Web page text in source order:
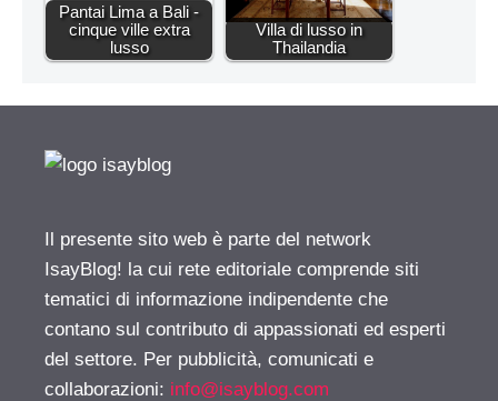
Pantai Lima a Bali -
cinque ville extra
lusso
Villa di lusso in
Thailandia
Il presente sito web è parte del network
IsayBlog! la cui rete editoriale comprende siti
tematici di informazione indipendente che
contano sul contributo di appassionati ed esperti
del settore. Per pubblicità, comunicati e
collaborazioni: info@isayblog.com